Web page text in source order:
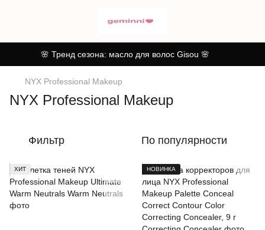
🌸 Тренд сезона: масло для волос Gisou 🌸
NYX Professional Makeup
NYX Professional Makeup
Фильтр По популярности
ХИТ НОВИНКА